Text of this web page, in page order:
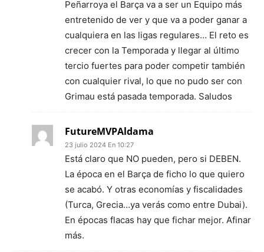
Peñarroya el Barça va a ser un Equipo más
entretenido de ver y que va a poder ganar a
cualquiera en las ligas regulares… El reto es
crecer con la Temporada y llegar al último
tercio fuertes para poder competir también
con cualquier rival, lo que no pudo ser con
Grimau está pasada temporada. Saludos
FutureMVPAldama
23 julio 2024 En 10:27
Está claro que NO pueden, pero si DEBEN.
La época en el Barça de ficho lo que quiero
se acabó. Y otras economías y fiscalidades
(Turca, Grecia…ya verás como entre Dubai).
En épocas flacas hay que fichar mejor. Afinar
más.